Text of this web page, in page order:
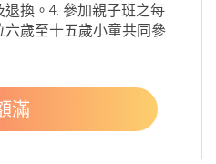
換。4. 參加親子班之每
歲至十五歲小童共同參
滿